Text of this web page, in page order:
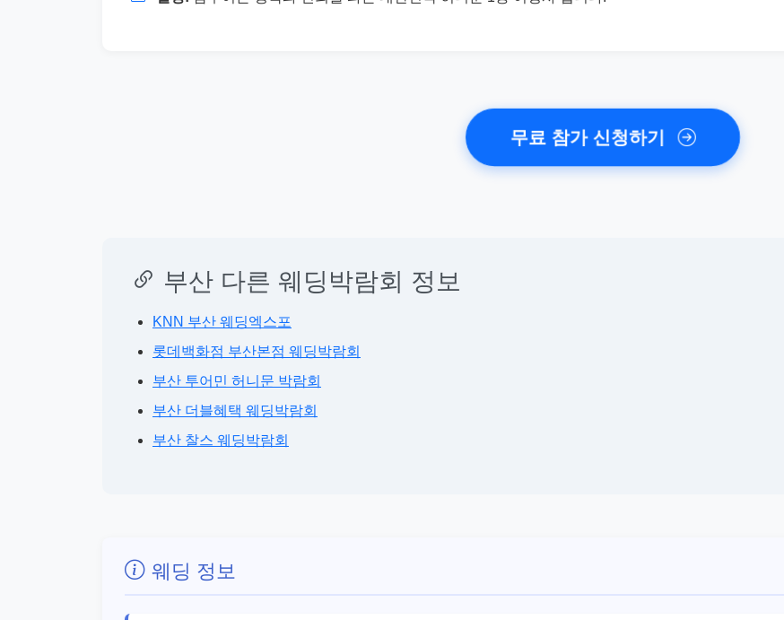
무료 참가 신청하기
부산 다른 웨딩박람회 정보
KNN 부산 웨딩엑스포
롯데백화점 부산본점 웨딩박람회
부산 투어민 허니문 박람회
부산 더블혜택 웨딩박람회
부산 찰스 웨딩박람회
웨딩 정보